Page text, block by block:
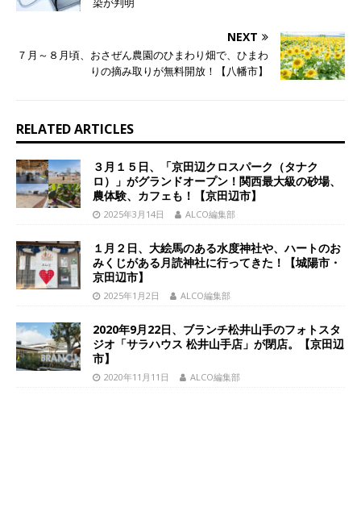
NEXT
７月～８月頃、おさぜん農園のひまわり畑で、ひまわ
りの摘み取りが無料開放！【八幡市】
RELATED ARTICLES
３月１５日、「京田辺クロスパーク（タナク
ロ）」がグランドオープン！関西最大級の砂場、
農体験、カフェも！【京田辺市】
2025年3月14日 ALCO編集部
１月２日、大絵馬のある水度神社や、ハートのお
みくじがある月読神社に行ってきた！【城陽市・
京田辺市】
2025年1月2日 ALCO編集部
2020年9月22日、ブランチ松井山手のフォトスタ
ジオ「サラハウス 松井山手店」が閉店。【京田辺
市】
2020年11月11日 ALCO編集部